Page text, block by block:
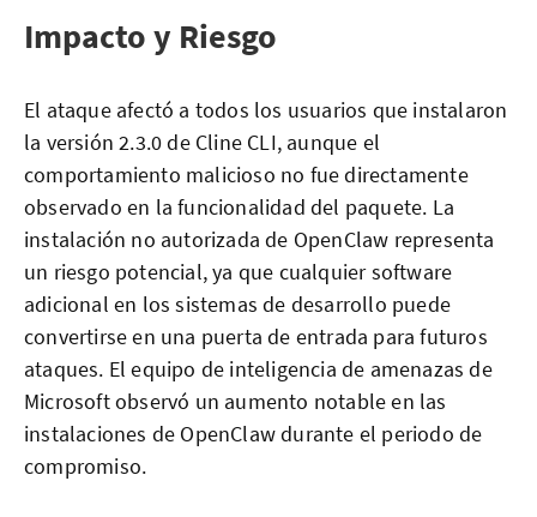
Impacto y Riesgo
El ataque afectó a todos los usuarios que instalaron
la versión 2.3.0 de Cline CLI, aunque el
comportamiento malicioso no fue directamente
observado en la funcionalidad del paquete. La
instalación no autorizada de OpenClaw representa
un riesgo potencial, ya que cualquier software
adicional en los sistemas de desarrollo puede
convertirse en una puerta de entrada para futuros
ataques. El equipo de inteligencia de amenazas de
Microsoft observó un aumento notable en las
instalaciones de OpenClaw durante el periodo de
compromiso.